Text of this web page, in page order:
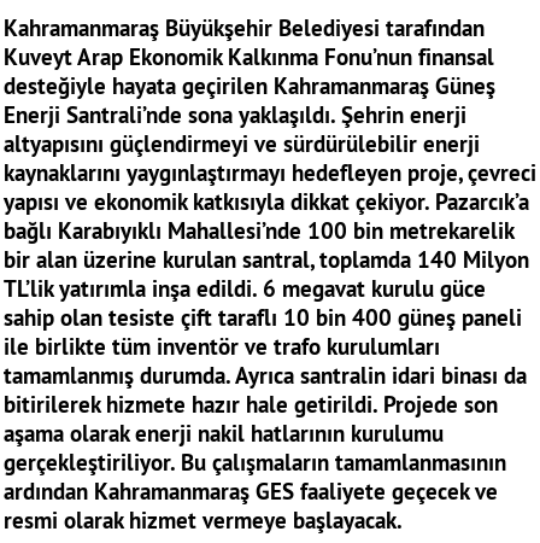
Kahramanmaraş Büyükşehir Belediyesi tarafından
Kuveyt Arap Ekonomik Kalkınma Fonu’nun finansal
desteğiyle hayata geçirilen Kahramanmaraş Güneş
Enerji Santrali’nde sona yaklaşıldı. Şehrin enerji
altyapısını güçlendirmeyi ve sürdürülebilir enerji
kaynaklarını yaygınlaştırmayı hedefleyen proje, çevreci
yapısı ve ekonomik katkısıyla dikkat çekiyor. Pazarcık’a
bağlı Karabıyıklı Mahallesi’nde 100 bin metrekarelik
bir alan üzerine kurulan santral, toplamda 140 Milyon
TL’lik yatırımla inşa edildi. 6 megavat kurulu güce
sahip olan tesiste çift taraflı 10 bin 400 güneş paneli
ile birlikte tüm inventör ve trafo kurulumları
tamamlanmış durumda. Ayrıca santralin idari binası da
bitirilerek hizmete hazır hale getirildi. Projede son
aşama olarak enerji nakil hatlarının kurulumu
gerçekleştiriliyor. Bu çalışmaların tamamlanmasının
ardından Kahramanmaraş GES faaliyete geçecek ve
resmi olarak hizmet vermeye başlayacak.